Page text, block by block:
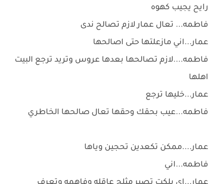
رايح يجيب كهوه
فاطمه... تعال عمار لازم تصالح ندى
عمار...اني مازعلتها حتى اصالحها
فاطمه....لازم تصالحها بعدها عروس وتريد ترجع البيت
اهلها
عمار...خليها ترجع
فاطمه...عيب بحقك وحقها تعال صالحها الخاطري
عمار....ممكن تكعدين تحجين وياها
فاطمه...اني